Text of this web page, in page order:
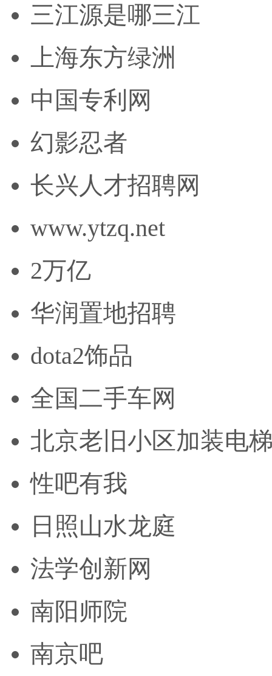
三江源是哪三江
上海东方绿洲
中国专利网
幻影忍者
长兴人才招聘网
www.ytzq.net
2万亿
华润置地招聘
dota2饰品
全国二手车网
北京老旧小区加装电
性吧有我
日照山水龙庭
法学创新网
南阳师院
南京吧